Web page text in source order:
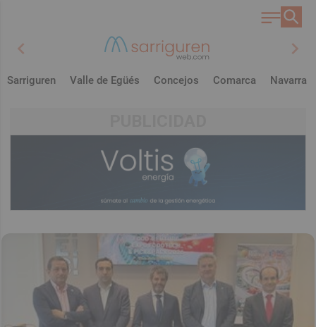
chevron_left chevron_right
Sarriguren Valle de Egüés Concejos Comarca Navarra